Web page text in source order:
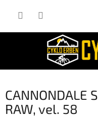
CANNONDALE
RAW, vel. 58